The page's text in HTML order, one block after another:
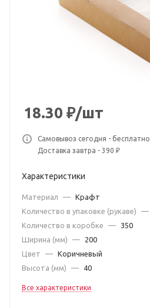
18.30 ₽/шт
Самовывоз сегодня - бесплатно
Доставка завтра - 390 ₽
Характеристики
Материал — Крафт
Количество в упаковке (рукаве)
—
Количество в коробке
—
350
Ширина (мм)
—
200
Цвет
— Коричневый
Высота (мм)
— 40
Все характеристики